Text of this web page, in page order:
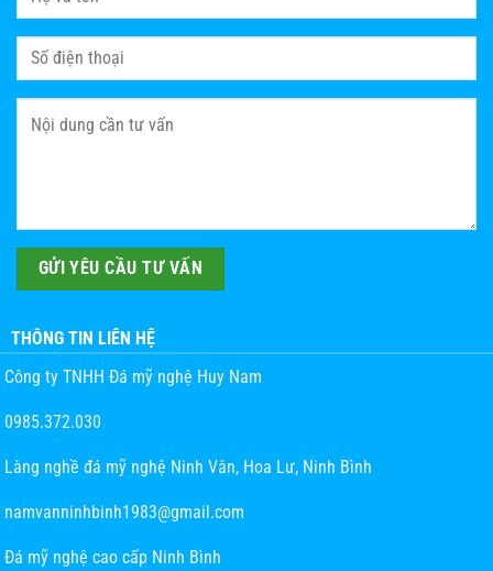
THÔNG TIN LIÊN HỆ
Công ty TNHH Đá mỹ nghệ Huy Nam
0985.372.030
Làng nghề đá mỹ nghệ Ninh Vân, Hoa Lư, Ninh Bình
namvanninhbinh1983@gmail.com
Đá mỹ nghệ cao cấp Ninh Bình